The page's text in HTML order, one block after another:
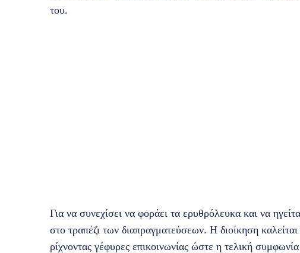
του.
Για να συνεχίσει να φοράει τα ερυθρόλευκα και να
στο τραπέζι των διαπραγματεύσεων. Η διοίκηση
ρίχνοντας γέφυρες επικοινωνίας ώστε η τελική